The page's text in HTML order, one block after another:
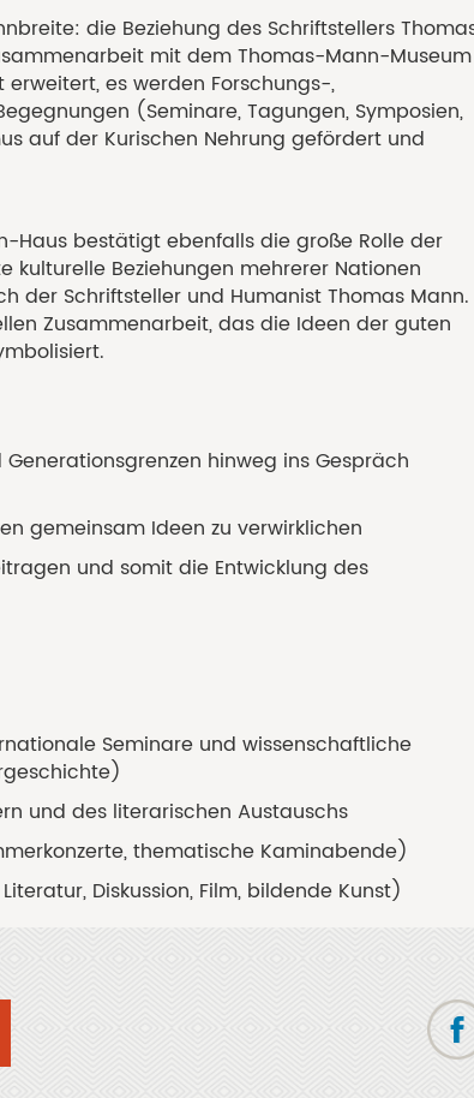
die Beziehung des Schriftstellers
mit dem Thomas-Mann-Museum
es werden Forschungs-,
(Seminare, Tagungen, Symposien,
auf der Kurischen Nehrung gefördert und
Haus bestätigt ebenfalls die große Rolle der
kulturelle Beziehungen mehrerer Nationen
der Schriftsteller und Humanist Thomas Mann.
Zusammenarbeit, das die Ideen der guten
hinweg ins Gespräch
gemeinsam Ideen zu verwirklichen
und somit die Entwicklung des
Seminare und wissenschaftliche
und des literarischen Austauschs
thematische Kaminabende)
Diskussion, Film, bildende Kunst)